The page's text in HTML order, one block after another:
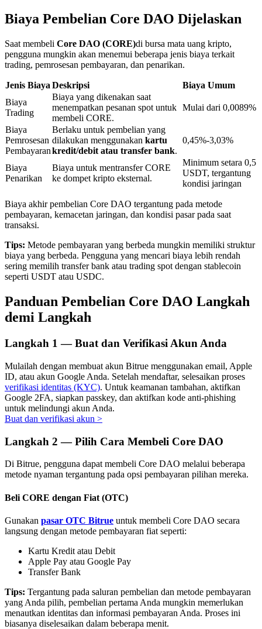
Investasi eksklusif untuk pemegang BTR
Pinjaman
Investasi Otomatis
Pelajari tentang mendapatkan penghasilan pasif
Bitrue
AI
Mitra Bitrue
Biaya Pembelian Core DAO Dijelaskan
Saat membeli Core DAO (CORE)di bursa mata uang kripto,
pengguna mungkin akan menemui beberapa jenis biaya terkait
trading, pemrosesan pembayaran, dan penarikan.
Jenis Biaya Deskripsi
Biaya Umum
Biaya
Trading
Biaya yang dikenakan saat
menempatkan pesanan spot untuk
membeli CORE.
Mulai dari 0,0089%
Biaya
Pemrosesan
Pembayaran
Berlaku untuk pembelian yang
dilakukan menggunakan kartu
kredit/debit atau transfer bank.
0,45%-3,03%
Biaya
Penarikan
Biaya untuk mentransfer CORE
ke dompet kripto eksternal.
Minimum setara 0,5
USDT, tergantung
kondisi jaringan
Biaya akhir pembelian Core DAO tergantung pada metode
pembayaran, kemacetan jaringan, dan kondisi pasar pada saat
transaksi.
Tips: Metode pembayaran yang berbeda mungkin memiliki struktur
biaya yang berbeda. Pengguna yang mencari biaya lebih rendah
sering memilih transfer bank atau trading spot dengan stablecoin
seperti USDT atau USDC.
Panduan Pembelian Core DAO Langkah
demi Langkah
Langkah 1 —Buat dan Verifikasi Akun Anda
Mulailah dengan membuat akun Bitrue menggunakan email, Apple
ID, atau akun Google Anda. Setelah mendaftar, selesaikan proses
verifikasi identitas (KYC). Untuk keamanan tambahan, aktifkan
Google 2FA, siapkan passkey, dan aktifkan kode anti-phishing
untuk melindungi akun Anda.
Buat dan verifikasi akun >
Langkah 2 — Pilih Cara Membeli Core DAO
Di Bitrue, pengguna dapat membeli Core DAO melalui beberapa
metode nyaman tergantung pada opsi pembayaran pilihan mereka.
Beli CORE dengan Fiat (OTC)
Gunakan pasar OTC Bitrue untuk membeli Core DAO secara
langsung dengan metode pembayaran fiat seperti:
Kartu Kredit atau Debit
Apple Pay atau Google Pay
Transfer Bank
Tips: Tergantung pada saluran pembelian dan metode pembayaran
yang Anda pilih, pembelian pertama Anda mungkin memerlukan
menautkan identitas dan informasi pembayaran Anda. Proses ini
biasanya diselesaikan dalam beberapa menit.